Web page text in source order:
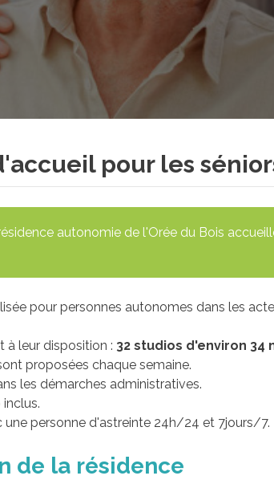
pour les
autonomie de l'Orée du Bois
pour personnes autonomes dans les
à leur disposition : 32 studios d'environ 34
proposées chaque semaine.
les démarches administratives.
une personne d'astreinte 24h/24 et 7jours/7.
de la résidence